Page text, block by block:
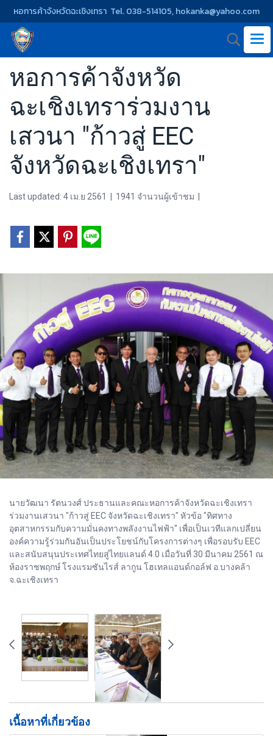
หอการค้าจังหวัดฉะเชิงเทรา Tel. 038-514105, hokanka@yahoo.com
หอการค้าจังหวัด
ฉะเชิงเทราร่วมงาน
เสวนา "ก้าวสู่ EEC
จังหวัดฉะเชิงเทรา"
Last updated: 4 เม.ย 2561 1941 จำนวนผู้เข้าชม
นายวัฒนา รัตนวงศ์ ประธานและคณะหอการค้าจังหวัดฉะเชิงเทรา
ร่วมงานเสวนา "ก้าวสู่ EEC จังหวัดฉะเชิงเทรา" หัวข้อ "ทิศทาง
อุตสาหกรรมกับความมั่นคงทางพลังงานไฟฟ้า" เพื่อเป็นเวทีแลกเปลี่ยน
องค์ความรู้ร่วมกันอันเป็นประโยชน์กับโครงการต่างๆ เพื่อรอบรับ EEC
และสนับสนุนประเทศไทยสู่ไทยแลนด์ 4.0 เมื่อวันที่ 30 มีนาคม 2561 ณ
ห้องราชพฤกษ์ โรงแรมซันไรส์ ลากูน โฮเทลแอนด์กอล์ฟ อ.บางคล้า
จ.ฉะเชิงเทรา
เนื้อหาที่เกี่ยวข้อง